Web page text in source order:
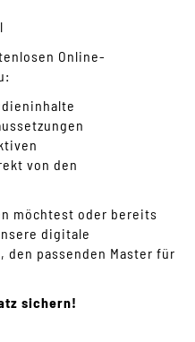
Online-
von den
möchtest oder bereits
digitale
passenden Master für
sichern!